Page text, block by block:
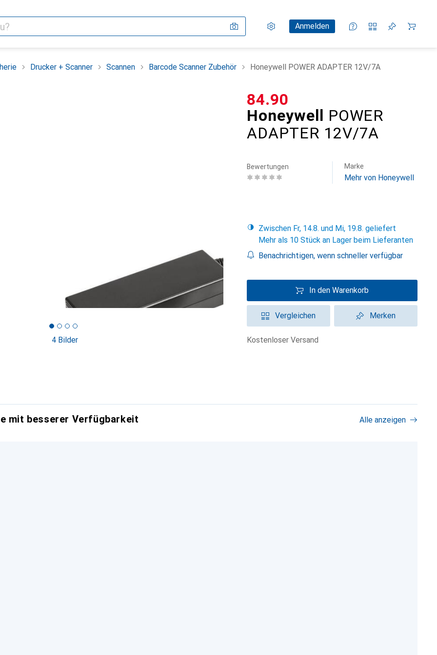
Einstellungen
KundenkontoAnmelden
Vergleichslisten
Merklisten
Warenkorb
Drucker + Scanner Scannen Barcode Scanner Zubehör Honeywell POWER ADAPTER 12V/7A
4 Bilder
Honeywell POWER
ADAPTER 12V/7A
CHF
84.90
Bewertungen Marke
Mehr von Honeywell
Zwischen Fr, 14.8. und Mi, 19.8. geliefert
Mehr als 10 Stück an Lager beim Lieferanten
Benachrichtigen, wenn schneller verfügbar
In den Warenkorb
Vergleichen Merken
kostenloser Versand
mit besserer Verfügbarkeit Alle anzeigen